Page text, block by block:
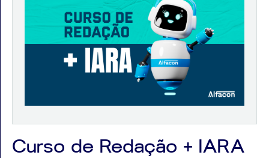
Curso de Redação + IARA